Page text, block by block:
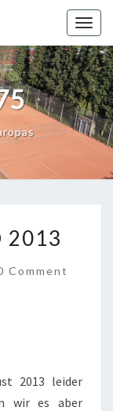
2013
Comment
2013 leider
wir es aber